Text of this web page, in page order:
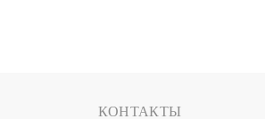
КОНТАКТЫ